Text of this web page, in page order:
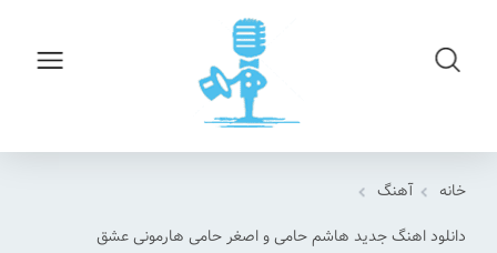
خانه
آهنگ
دانلود اهنگ جدید هاشم حامی و اصغر حامی هارمونی عشق